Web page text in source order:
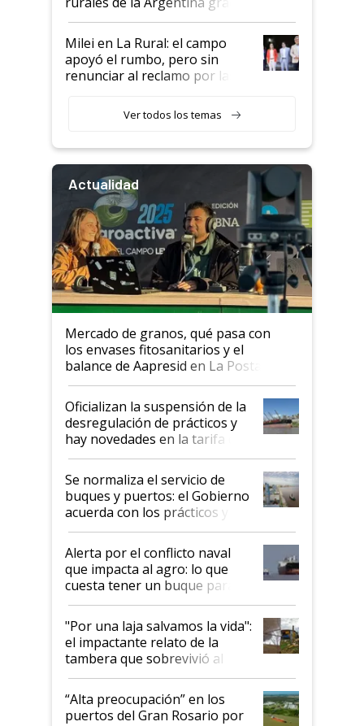
a un acuerdo con Starlink
Milei en La Rural: el campo
apoyó el rumbo, pero sin
renunciar al reclamo por las
Ver todos los temas
Actualidad
Mercado de granos, qué pasa con
los envases fitosanitarios y el
balance de Aapresid en La Posta
Oficializan la suspensión de la
desregulación de prácticos y
hay novedades en la tarifa de
la hidrovía
Se normaliza el servicio de
buques y puertos: el Gobierno
acuerda con los prácticos y
suspende el decreto de
desregulación
Alerta por el conflicto naval
que impacta al agro: lo que
cuesta tener un buque parado
y el peligro de que Argentina
pase a ser "país sucio"
"Por una laja salvamos la vida":
el impactante relato de la
tambera que sobrevivió al
tornado
“Alta preocupación” en los
puertos del Gran Rosario por